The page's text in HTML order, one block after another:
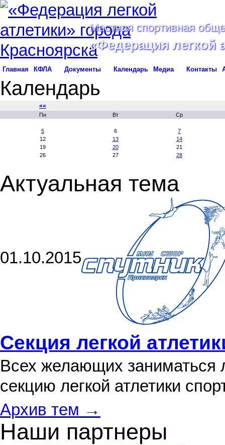
Местная спортивная
«Федерация легкой
Главная КФЛА Документы Календарь Медиа Контакты
Календарь
««
Пн Вт Ср
5 6
7
12
13
14
19
20
21
26
27 28
Актуальная тема
01.10.2015
Секция легкой
Всех желающих заниматься
секцию легкой атлетики
Архив тем →
Наши партнеры